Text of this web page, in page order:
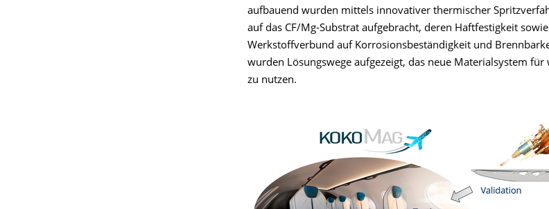
aufbauend wurden mittels innovativer thermischer
auf das CF/Mg-Substrat aufgebracht, deren Haftfestigkeit
Werkstoffverbund auf Korrosionsbeständigkeit und
wurden Lösungswege aufgezeigt, das neue Materialsystem für
zu nutzen.